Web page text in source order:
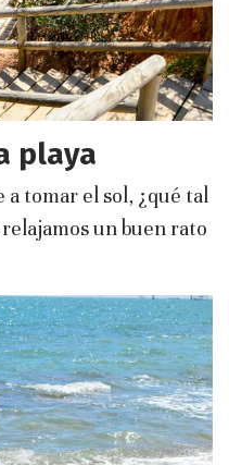
playa
tomar el sol, ¿qué tal
un buen rato